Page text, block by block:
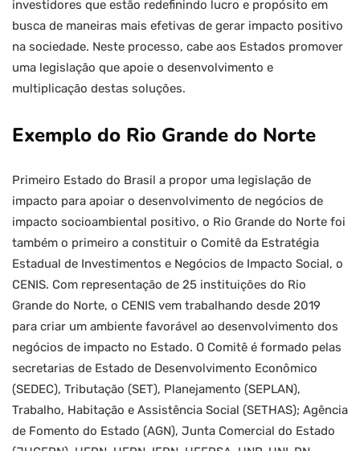
investidores que estão redefinindo lucro e propósito em
busca de maneiras mais efetivas de gerar impacto positivo
na sociedade. Neste processo, cabe aos Estados promover
uma legislação que apoie o desenvolvimento e
multiplicação destas soluções.
Exemplo do Rio Grande do Norte
Primeiro Estado do Brasil a propor uma legislação de
impacto para apoiar o desenvolvimento de negócios de
impacto socioambiental positivo, o Rio Grande do Norte foi
também o primeiro a constituir o Comitê da Estratégia
Estadual de Investimentos e Negócios de Impacto Social, o
CENIS. Com representação de 25 instituições do Rio
Grande do Norte, o CENIS vem trabalhando desde 2019
para criar um ambiente favorável ao desenvolvimento dos
negócios de impacto no Estado. O Comitê é formado pelas
secretarias de Estado de Desenvolvimento Econômico
(SEDEC), Tributação (SET), Planejamento (SEPLAN),
Trabalho, Habitação e Assistência Social (SETHAS); Agência
de Fomento do Estado (AGN), Junta Comercial do Estado